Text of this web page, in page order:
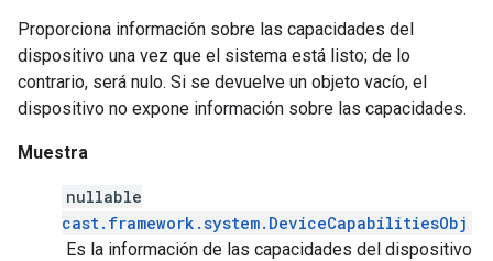
Proporciona información sobre las capacidades del
dispositivo una vez que el sistema está listo; de lo
contrario, será nulo. Si se devuelve un objeto vacío, el
dispositivo no expone información sobre las capacidades.
Muestra
nullable
cast.framework.system.DeviceCapabilitiesObj
Es la información de las capacidades del dispositivo